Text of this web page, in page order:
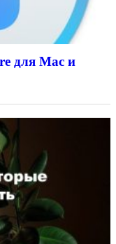
для Mac и